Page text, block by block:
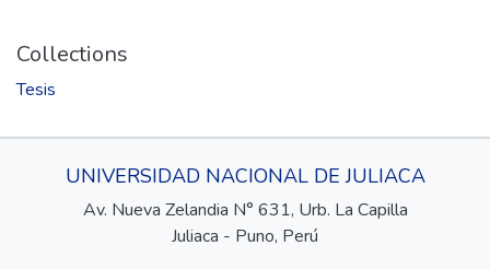
Collections
Tesis
UNIVERSIDAD NACIONAL DE JULIACA
Av. Nueva Zelandia N° 631, Urb. La Capilla
Juliaca - Puno, Perú